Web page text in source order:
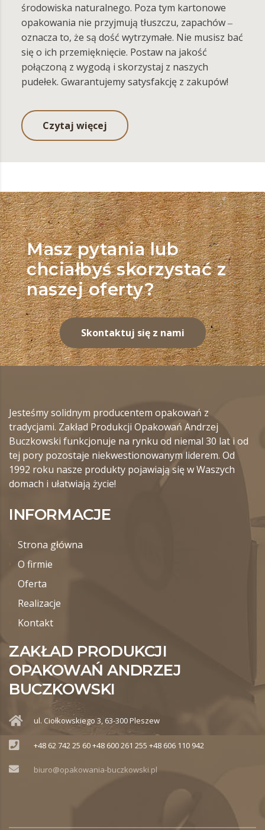
środowiska naturalnego. Poza tym kartonowe
opakowania nie przyjmują tłuszczu, zapachów ‒
oznacza to, że są dość wytrzymałe. Nie musisz bać
się o ich przemięknięcie. Postaw na jakość
połączoną z wygodą i skorzystaj z naszych
pudełek. Gwarantujemy satysfakcję z zakupów!
Czytaj więcej
Masz pytania lub
chciałbyś skorzystać z
naszej oferty?
Skontaktuj się z nami
Jesteśmy solidnym producentem opakowań z
tradycjami. Zakład Produkcji Opakowań Andrzej
Buczkowski funkcjonuje na rynku od niemal 30 lat i od
tej pory pozostaje niekwestionowanym liderem. Od
1992 roku nasze produkty pojawiają się w Waszych
domach i ułatwiają życie!
INFORMACJE
Strona główna
O firmie
Oferta
Realizacje
Kontakt
ZAKŁAD PRODUKCJI
OPAKOWAŃ ANDRZEJ
BUCZKOWSKI
ul. Ciołkowskiego 3, 63-300 Pleszew
+48 62 742 25 60 +48 600 261 255 +48 606 110 942
biuro@opakowania-buczkowski.pl